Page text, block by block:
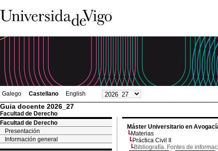
Galego Castellano English
Guia docente 2026_27
Facultad de Derecho
Facultad de Derecho
Presentación
Información general
Máster Universitario en
Materias
Práctica Civil II
Bibliografía. Fontes de